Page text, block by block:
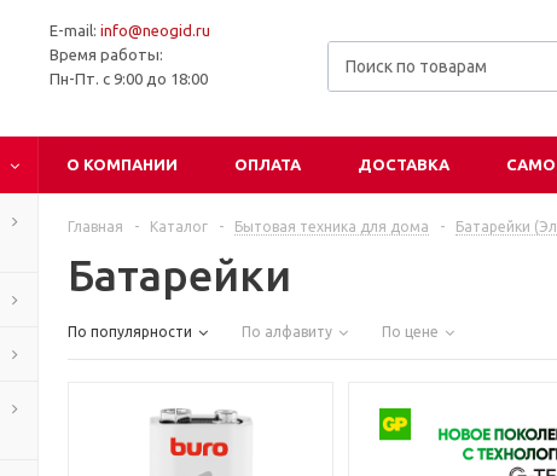
E-mail: info@neogid.ru
Время работы:
Пн-Пт. с 9:00 до 18:00
О КОМПАНИИ ОПЛАТА ДОСТАВКА
Главная - Каталог - Бытовая техника для дома - Батарейки
Батарейки
По популярности По алфавиту По цене